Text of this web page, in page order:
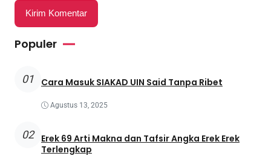
Populer
01 Cara Masuk SIAKAD UIN Said Tanpa Ribet
Agustus 13, 2025
02
Erek 69 Arti Makna dan Tafsir Angka Erek Erek
Terlengkap